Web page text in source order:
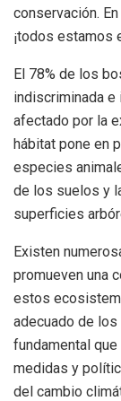
conservación.
¡todos estamos
El 78% de los
indiscriminada
afectado por la
hábitat pone en
especies
de los suelos y
superficies
Existen
promueven una
estos
adecuado de
fundamental
medidas y
del cambio